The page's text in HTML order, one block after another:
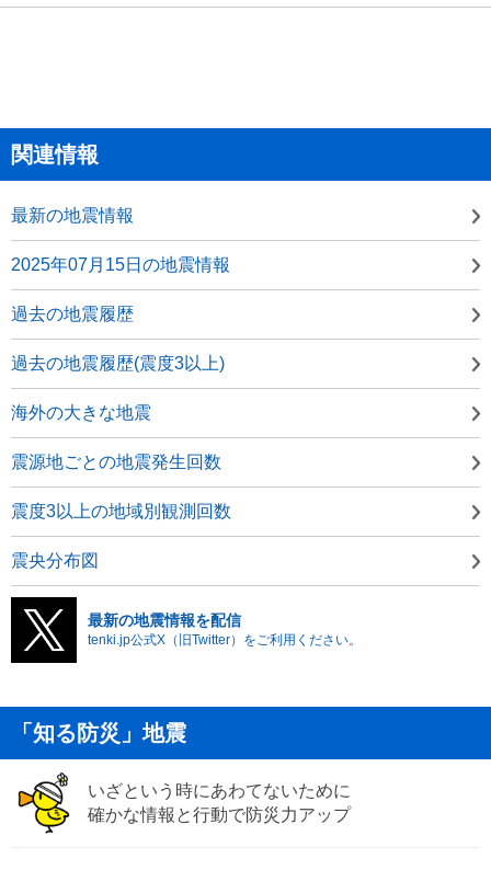
関連情報
最新の地震情報
2025年07月15日の地震情報
過去の地震履歴
過去の地震履歴(震度3以上)
海外の大きな地震
震源地ごとの地震発生回数
震度3以上の地域別観測回数
震央分布図
最新の地震情報を配信
tenki.jp公式X（旧Twitter）をご利用ください。
「知る防災」地震
いざという時にあわてないために
確かな情報と行動で防災力アップ